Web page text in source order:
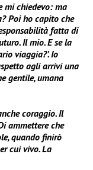
mi chiedevo: ma
Poi ho capito che
fatta di
Il mio. E se la
viaggia?’. Io
agli arrivi una
gentile, umana
coraggio. Il
ammettere che
quando finirò
cui vivo. La